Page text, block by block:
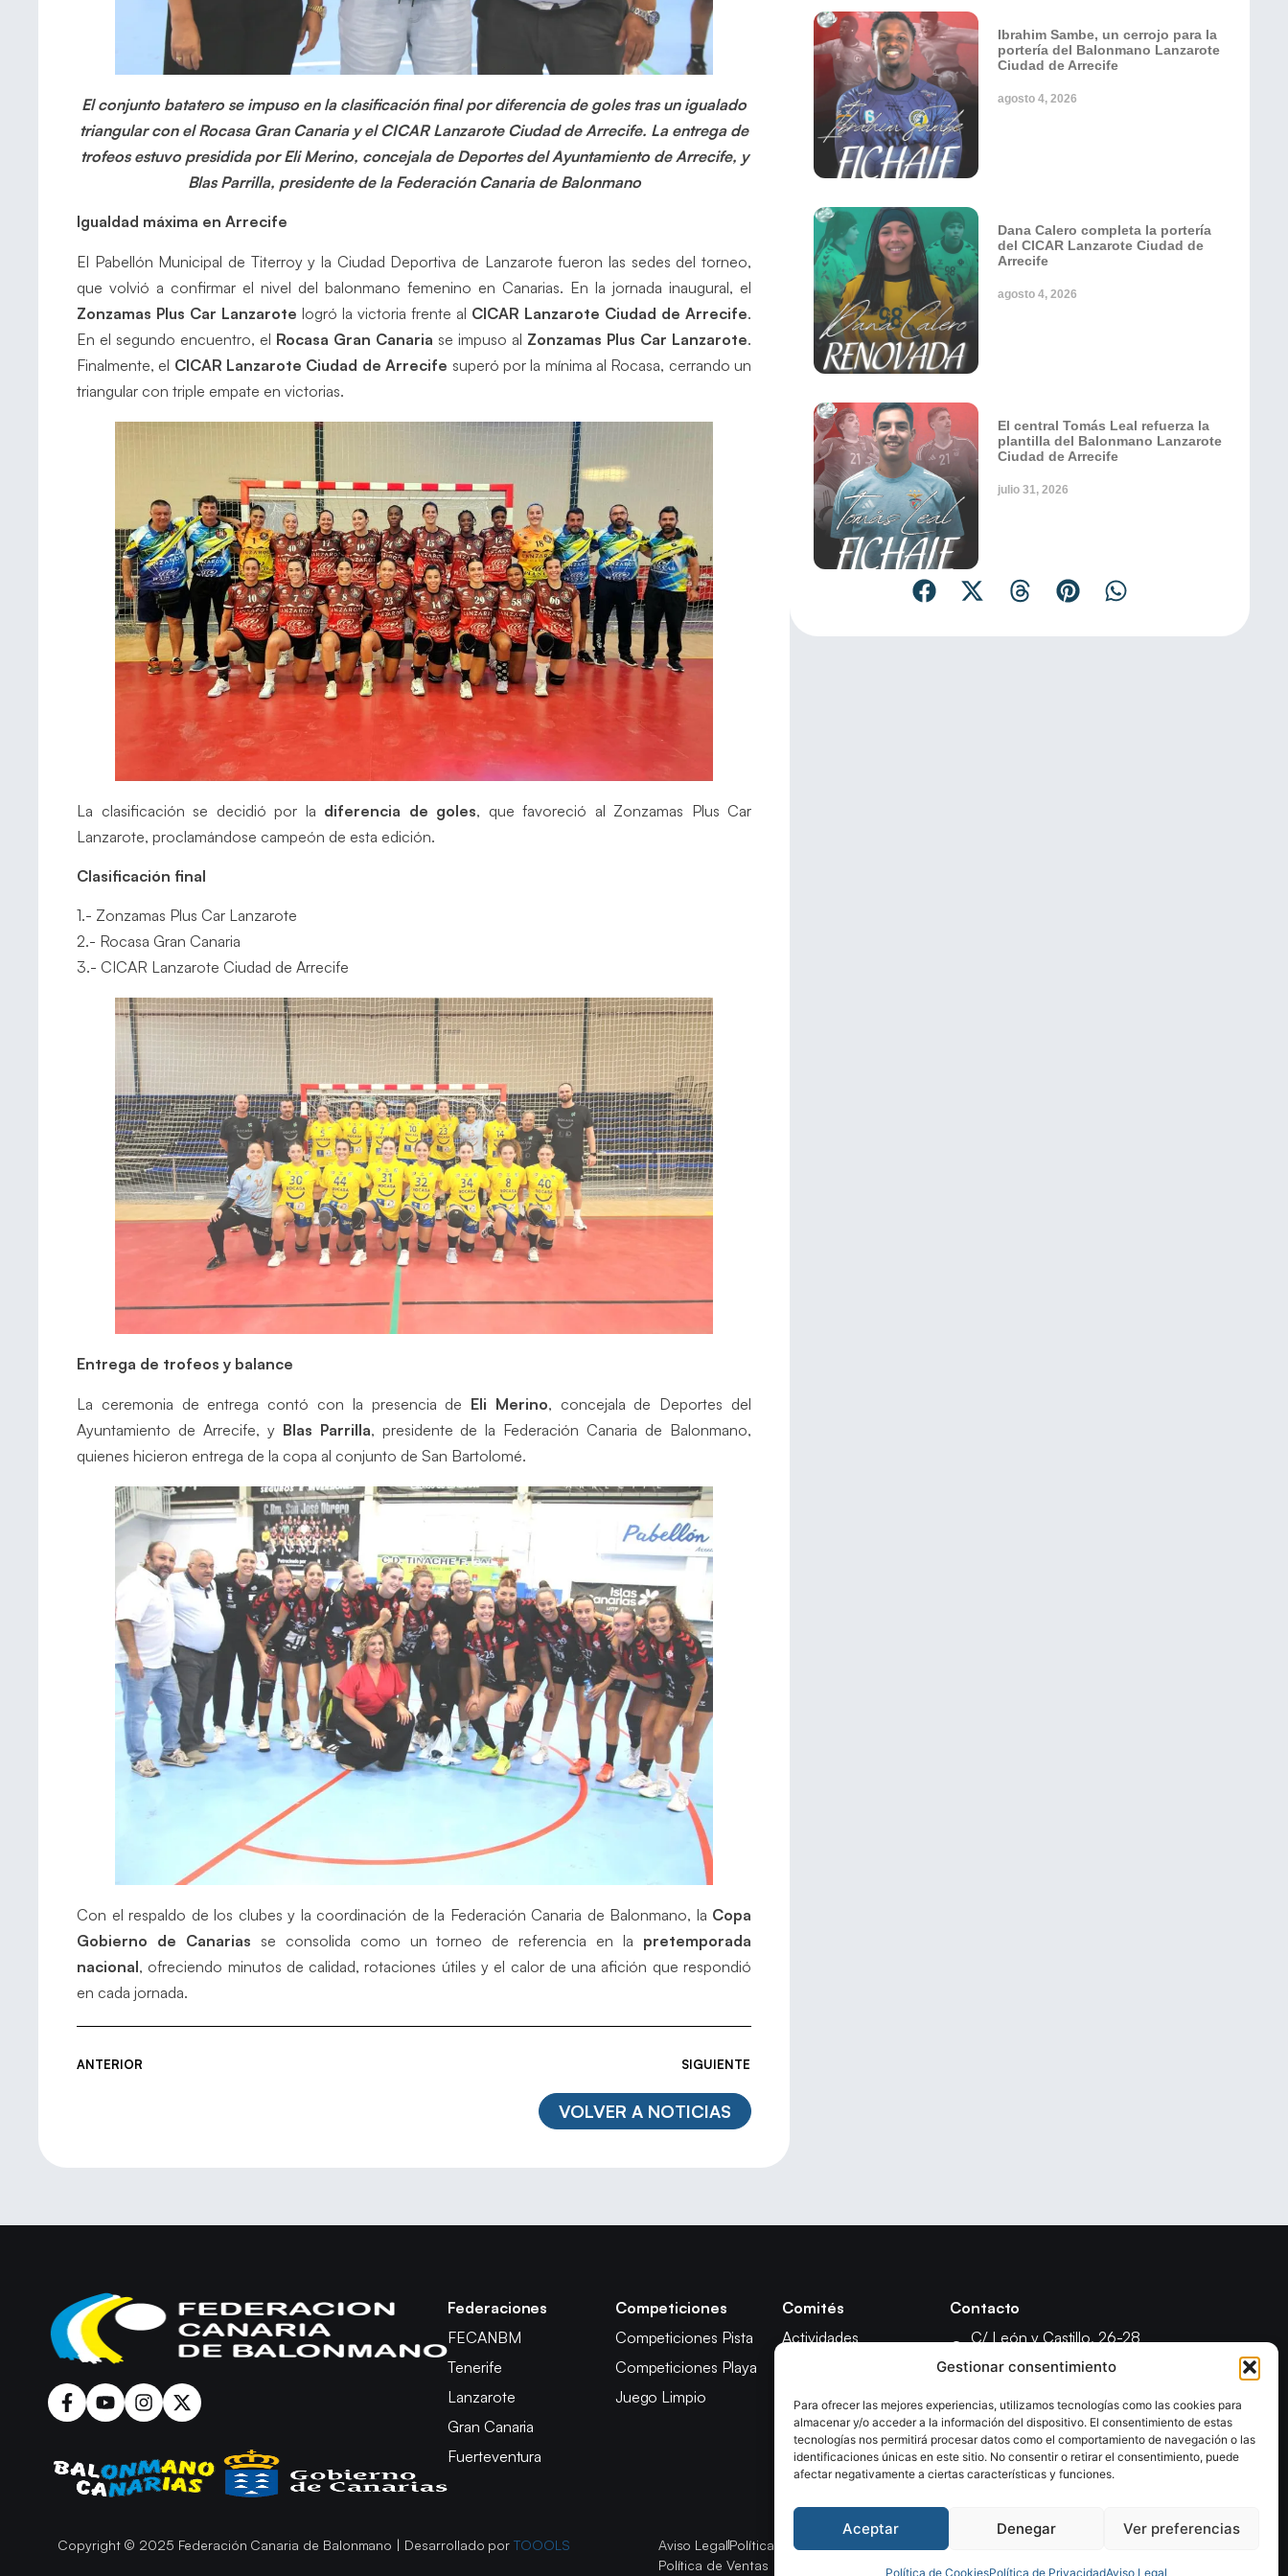
Gestionar consentimiento
Para ofrecer las mejores experiencias, utilizamos tecnologías como las cookies para
almacenar y/o acceder a la información del dispositivo. El consentimiento de estas
tecnologías nos permitirá procesar datos como el comportamiento de navegación o las
identificaciones únicas en este sitio. No consentir o retirar el consentimiento, puede
afectar negativamente a ciertas características y funciones.
Aceptar Denegar Ver preferencias
Política de CookiesPolítica de PrivacidadAviso Legal
El conjunto batatero se impuso en la clasificación final por diferencia de goles tras un igualado
triangular con el Rocasa Gran Canaria y el CICAR Lanzarote Ciudad de Arrecife. La entrega de
trofeos estuvo presidida por Eli Merino, concejala de Deportes del Ayuntamiento de Arrecife, y
Blas Parrilla, presidente de la Federación Canaria de Balonmano
Igualdad máxima en Arrecife
El Pabellón Municipal de Titerroy y la Ciudad Deportiva de Lanzarote fueron las sedes del torneo,
que volvió a confirmar el nivel del balonmano femenino en Canarias. En la jornada inaugural, el
Zonzamas Plus Car Lanzarote logró la victoria frente al CICAR Lanzarote Ciudad de Arrecife.
En el segundo encuentro, el Rocasa Gran Canaria se impuso al Zonzamas Plus Car Lanzarote.
Finalmente, el CICAR Lanzarote Ciudad de Arrecife superó por la mínima al Rocasa, cerrando un
triangular con triple empate en victorias.
La clasificación se decidió por la diferencia de goles, que favoreció al Zonzamas Plus Car
Lanzarote, proclamándose campeón de esta edición.
Clasificación final
1.- Zonzamas Plus Car Lanzarote
2.- Rocasa Gran Canaria
3.- CICAR Lanzarote Ciudad de Arrecife
Entrega de trofeos y balance
La ceremonia de entrega contó con la presencia de Eli Merino, concejala de Deportes del
Ayuntamiento de Arrecife, y Blas Parrilla, presidente de la Federación Canaria de Balonmano,
quienes hicieron entrega de la copa al conjunto de San Bartolomé.
Con el respaldo de los clubes y la coordinación de la Federación Canaria de Balonmano, la Copa
Gobierno de Canarias se consolida como un torneo de referencia en la pretemporada
nacional, ofreciendo minutos de calidad, rotaciones útiles y el calor de una afición que respondió
en cada jornada.
ANTERIOR SIGUIENTE
VOLVER A NOTICIAS
Ibrahim Sambe, un cerrojo para la
portería del Balonmano Lanzarote
Ciudad de Arrecife
agosto 4, 2026
Dana Calero completa la portería
del CICAR Lanzarote Ciudad de
Arrecife
agosto 4, 2026
El central Tomás Leal refuerza la
plantilla del Balonmano Lanzarote
Ciudad de Arrecife
julio 31, 2026
Federaciones
FECANBM
Tenerife
Lanzarote
Gran Canaria
Fuerteventura
Competiciones
Competiciones Pista
Competiciones Playa
Juego Limpio
Comités
Actividades
Árbitros
Competición
Apelación
Contacto
C/ León y Castillo, 26-28
35003 - Las Palmas de Gran Canaria
formacionfecanbm@gmail.com
Copyright © 2025 Federación Canaria de Balonmano | Desarrollado porTOOOLS Aviso LegalPolítica de Cookies Política de Privacidad
Política de Ventas